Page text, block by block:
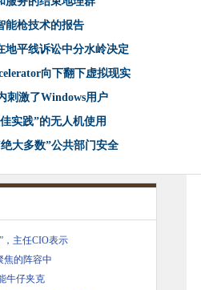
能枪技术的报告
地平线诉讼中分水岭决定
向下翻下虚拟现实
刺激了Windows用户
实践”的无人机使用
大多数”公共部门安全
，主任CIO表示
焦的阵容中
牛仔夹克